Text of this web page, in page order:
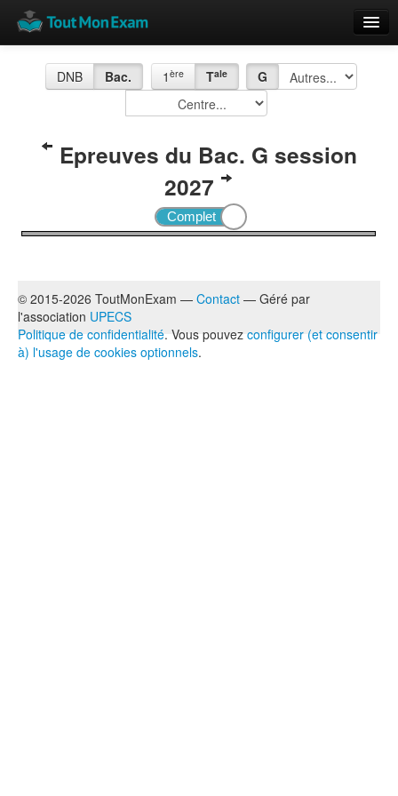
Vue globale
Rajouter
DNB Bac. 1ère Tale G
Epreuves du Bac. G session
2027
© 2015-2026 ToutMonExam — Contact — Géré par
l'association UPECS
Politique de confidentialité. Vous pouvez configurer (et consentir
à) l'usage de cookies optionnels.